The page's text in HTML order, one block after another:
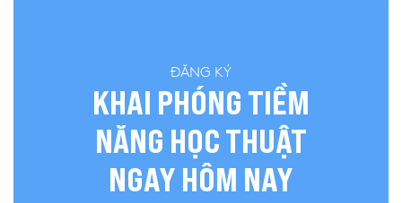
ĐĂNG KÝ
KHAI PHÓNG TIỀM
NĂNG HỌC THUẬT
NGAY HÔM NAY